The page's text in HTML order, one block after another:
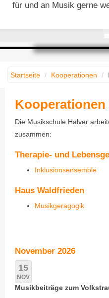
für und an Musik gerne
Startseite Kooperationen
Kooperationen
Die Musikschule Halver
zusammen:
Therapie- und
Inklusionsensemble
Haus Waldfrieden
Musikgeragogik
November 2026
15
NOV
Musikbeiträge zum